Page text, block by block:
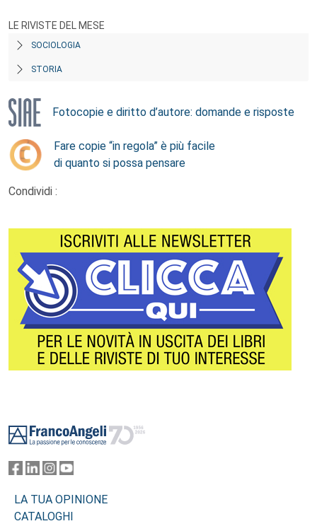
LE RIVISTE DEL MESE
SOCIOLOGIA
STORIA
Fotocopie e diritto d’autore: domande e risposte
Fare copie “in regola” è più facile
di quanto si possa pensare
Condividi :
LA TUA OPINIONE
CATALOGHI